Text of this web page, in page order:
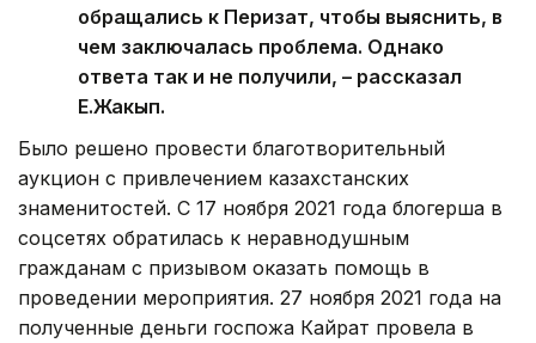
обращались к Перизат, чтобы выяснить, в
чем заключалась проблема. Однако
ответа так и не получили, – рассказал
Е.Жакып.
Было решено провести благотворительный
аукцион с привлечением казахстанских
знаменитостей. С 17 ноября 2021 года блогерша в
соцсетях обратилась к неравнодушным
гражданам с призывом оказать помощь в
проведении мероприятия. 27 ноября 2021 года на
полученные деньги госпожа Кайрат провела в